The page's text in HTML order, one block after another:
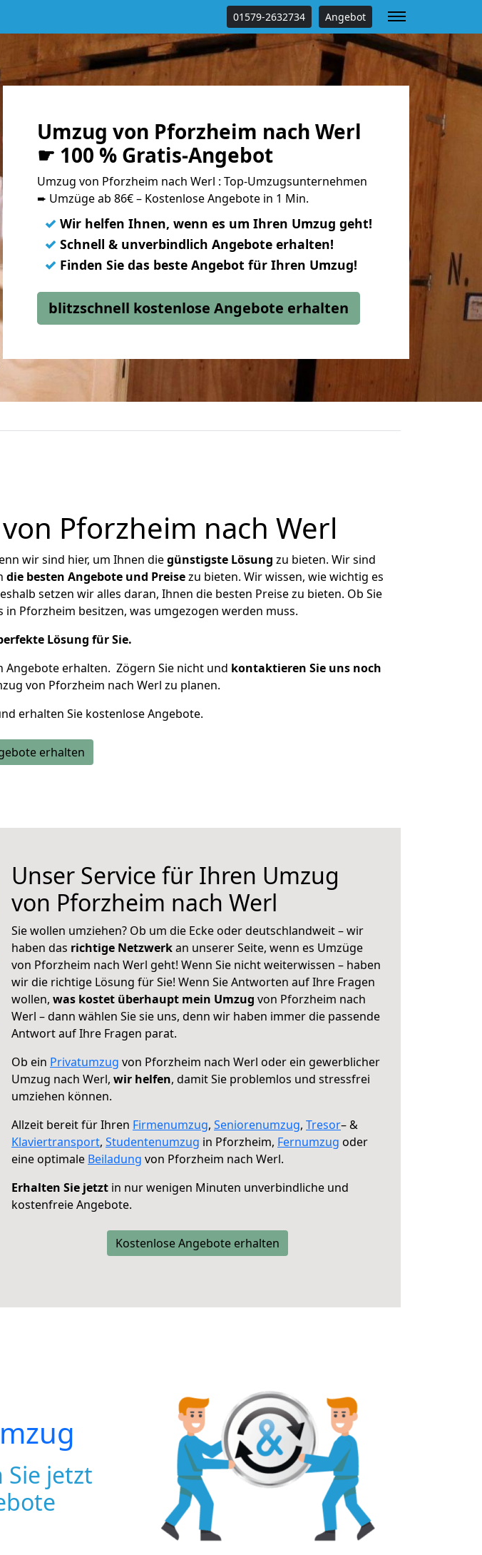
01579-2632734 Angebot
Umzug von Pforzheim nach Werl
☛ 100 % Gratis-Angebot
Umzug von Pforzheim nach Werl : Top-Umzugsunternehmen
➨ Umzüge ab 86€ – Kostenlose Angebote in 1 Min.
✓ Wir helfen Ihnen, wenn es um Ihren Umzug geht!
✓ Schnell & unverbindlich Angebote erhalten!
✓ Finden Sie das beste Angebot für Ihren Umzug!
blitzschnell kostenlose Angebote erhalten
Pforzheim nach Werl
wir sind hier, um Ihnen diegünstigste Lösung zu bieten. Wir sind
die besten Angebote und Preisezu bieten. Wir wissen, wie wichtig es
setzen wir alles daran, Ihnen die besten Preise zu bieten. Ob Sie
Pforzheim besitzen, was umgezogen werden muss.
Lösung für Sie.
Angebote erhalten. Zögern Sie nicht und kontaktieren Sie uns noch
von Pforzheim nach Werl zu planen.
erhalten Sie kostenlose Angebote.
erhalten
Unser Service für Ihren Umzug
von Pforzheim nach Werl
Sie wollen umziehen? Ob um die Ecke oder deutschlandweit – wir
haben das richtige Netzwerkan unserer Seite, wenn es Umzüge
von Pforzheim nach Werl geht! Wenn Sie nicht weiterwissen – haben
wir die richtige Lösung für Sie! Wenn Sie Antworten auf Ihre Fragen
wollen, was kostet überhaupt mein Umzug von Pforzheim nach
Werl – dann wählen Sie sie uns, denn wir haben immer die passende
Antwort auf Ihre Fragen parat.
Ob ein Privatumzug von Pforzheim nach Werl oder ein gewerblicher
Umzug nach Werl, wir helfen, damit Sie problemlos und stressfrei
umziehen können.
Allzeit bereit für Ihren Firmenumzug, Seniorenumzug, Tresor– &
Klaviertransport, Studentenumzug in Pforzheim, Fernumzug oder
eine optimale Beiladung von Pforzheim nach Werl.
Erhalten Sie jetzt in nur wenigen Minuten unverbindliche und
kostenfreie Angebote.
Kostenlose Angebote erhalten
Sie jetzt